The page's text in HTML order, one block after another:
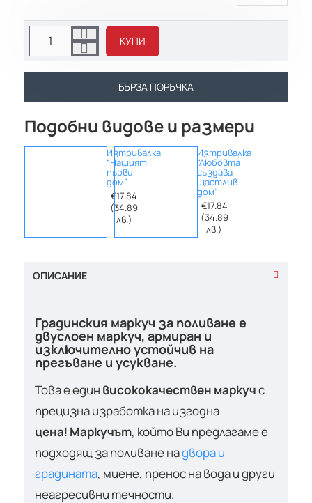
КУПИ
БЪРЗА ПОРЪЧКА
Подобни видове и размери
Изтривалка
“Нашият
първи
дом”
€17.84
(34.89
лв.)
Изтривалка
“Любовта
създава
щастлив
дом”
€17.84
(34.89
лв.)
ОПИСАНИЕ
Градинския маркуч за поливане е
двуслоен маркуч, армиран и
изключително устойчив на
прегъване и усукване.
Това е един висококачествен маркучс
прецизна изработка на изгодна
цена! Маркучът, който Ви предлагаме е
подходящ за поливане надвора и
градината, миене, пренос на вода и други
неагресивни течности.